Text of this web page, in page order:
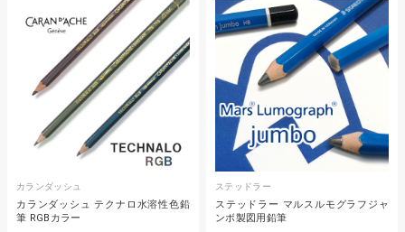
カランダッシュ
カランダッシュ テクナロ水溶性色鉛
筆 RGBカラー
ステッドラー
ステッドラー マルスルモグラフジャ
ンボ製図用鉛筆